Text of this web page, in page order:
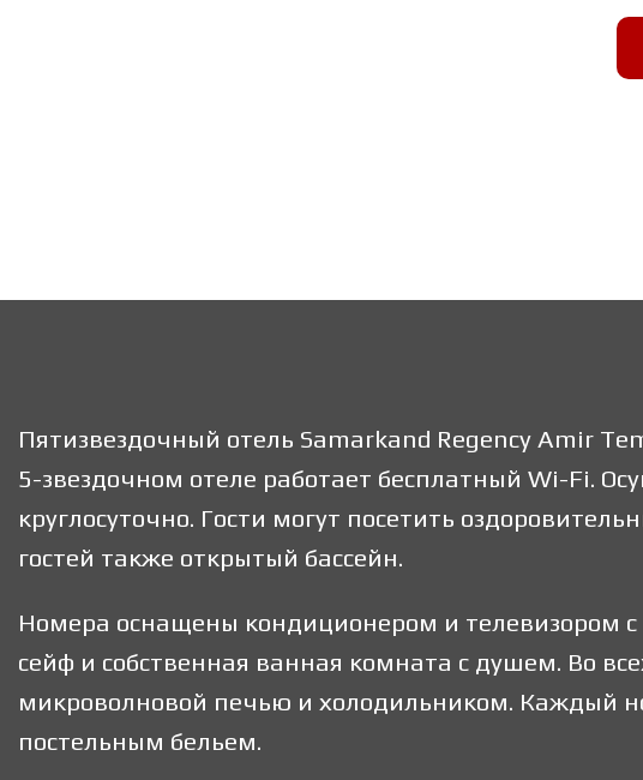
Пятизвездочный отель Samarkand Regency Amir
5-звездочном отеле работает бесплатный Wi-Fi.
круглосуточно. Гости могут посетить
гостей также открытый бассейн.
Номера оснащены кондиционером и телевизором
сейф и собственная ванная комната с душем. Во
микроволновой печью и холодильником. Каждый
постельным бельем.